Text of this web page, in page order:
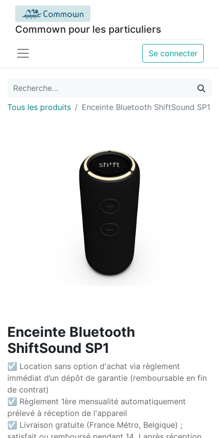
Commown pour les particuliers
Se connecter
Tous les produits Enceinte Bluetooth ShiftSound SP1
Enceinte Bluetooth
ShiftSound SP1
☑ Location sans option d'achat via règlement
immédiat d’un dépôt de garantie (remboursable en fin
de contrat)
☑ Règlement 1ère mensualité automatiquement
prélevé à réception de l'appareil
☑ Livraison gratuite (France Métro, Belgique) ;